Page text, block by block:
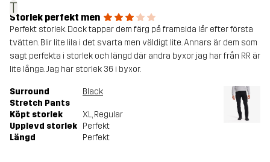
T
Storlek perfekt men
Perfekt storlek. Dock tappar dem färg på framsida lår efter första
tvätten. Blir lite lila i det svarta men väldigt lite. Annars är dem som
sagt perfekta i storlek och längd där andra byxor jag har från RR är
lite långa. Jag har storlek 36 i byxor.
Surround
Stretch Pants
Black
Köpt storlek XL, Regular
Upplevd storlek Perfekt
Längd
Perfekt